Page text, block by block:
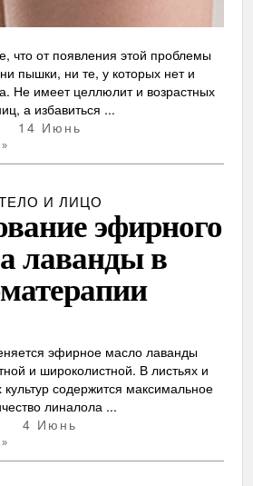
что от появления этой проблемы
пышки, ни те, у которых нет и
Не имеет целлюлит и возрастных
а избавиться ...
14 Июнь
И ЛИЦО
эфирного
лаванды в
эфирное масло лаванды
и широколистной. В листьях и
содержится максимальное
линалола ...
4 Июнь